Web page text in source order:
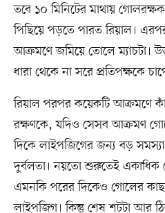
তবে ১০ মিনিটের মাথায়
পিছিয়ে পড়তে পারত রিয়াল।
আক্রমণে জমিয়ে তোলে ম্যাচটা।
ধারা থেকে না সরে প্রতিপক্ষকে
রিয়াল পরপর কয়েকটি আক্রমণে
রক্ষণকে, যদিও সেসব আক্রমণ
দিকে লাইপজিগের জন্য বড়
দুর্বলতা। নয়তো শুরুতেই একাধিক
এমনকি পরের দিকেও গোলের
লাইপজিগ। কিন্তু শেষ শটটা আর